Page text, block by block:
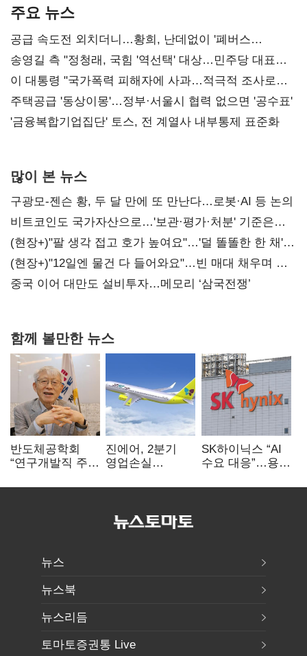
주요 뉴스
공급 속도전 외치더니…황희, 난데없이 '폐버스
리모델링' 제안
송영길 측 "정청래, 국힘 '역선택' 대상…민주당 대표로
총선 지휘 못해"
이 대통령 "국가폭력 피해자에 사과…적극적 조사로
진실 밝혀야"
주택공급 '동상이몽'…정부·서울시 협력 없으면 '공수표'
'금융복합기업집단' 토스, 전 계열사 내부통제 표준화
많이 본 뉴스
구광모-젠슨 황, 두 달 만에 또 만난다…로봇·AI 등 논의
비트코인도 국가자산으로…'보관·평가·처분' 기준은
숙제
(현장+)"팔 생각 접고 호가 높여요"…'덜 똘똘한 한 채'
20억 키맞추기
(현장+)"12일엔 물건 다 들어와요"…빈 매대 채우며 문
연 홈플러스
중국 이어 대만도 설비투자…메모리 ‘삼국전쟁’
함께 볼만한 뉴스
반도체공학회
“연구개발직 주
개선해야”
진에어, 2분기
영업손실
상승 여파
SK하이닉스 “AI
수요 대응”…용인
투자
뉴스
뉴스북
뉴스리듬
토마토증권통 Live